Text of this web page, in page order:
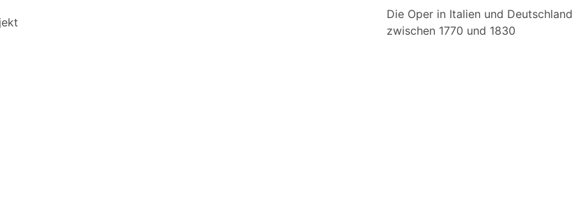
Die Oper in Italien und Deutschland
zwischen 1770 und 1830